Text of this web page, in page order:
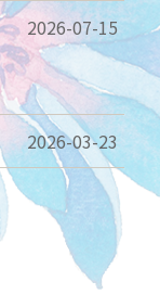
2026-07-15
2026-03-23